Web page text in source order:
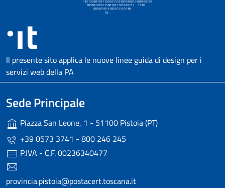
Il presente sito applica le nuove linee guida di design per i
servizi web della PA
Sede Principale
Piazza San Leone, 1 - 51100 Pistoia (PT)
+39 0573 3741 - 800 246 245
P.IVA - C.F. 00236340477
provincia.pistoia@postacert.toscana.it